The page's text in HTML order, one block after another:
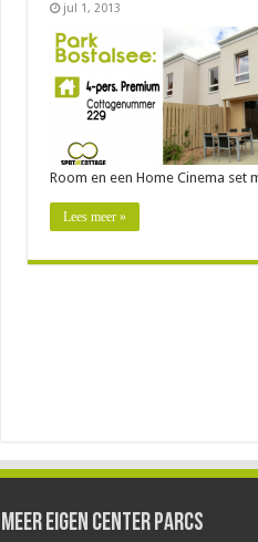
jul 1, 2013
Room en een Home Cinema
Lees meer »
Meer Eigen Center Parcs